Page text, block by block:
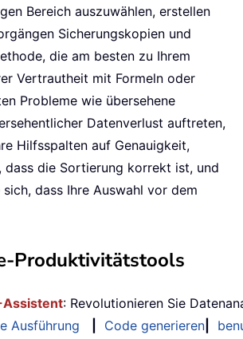
Bereich auszuwählen, erstellen
Sicherungskopien und
die am besten zu Ihrem
Vertrautheit mit Formeln oder
Probleme wie übersehene
Datenverlust auftreten,
Hilfsspalten auf Genauigkeit,
dass die Sortierung korrekt ist, und
dass Ihre Auswahl vor dem
Produktivitätstools
Assistent: Revolutionieren Sie
Ausführung Code generieren